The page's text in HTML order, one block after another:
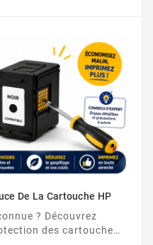
De La Cartouche HP
? Découvrez
des cartouches